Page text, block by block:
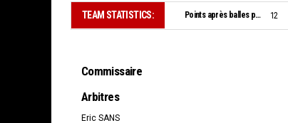
TEAM STATISTICS: Points après balles perdues: 12
Commissaire
Arbitres
Eric SANS